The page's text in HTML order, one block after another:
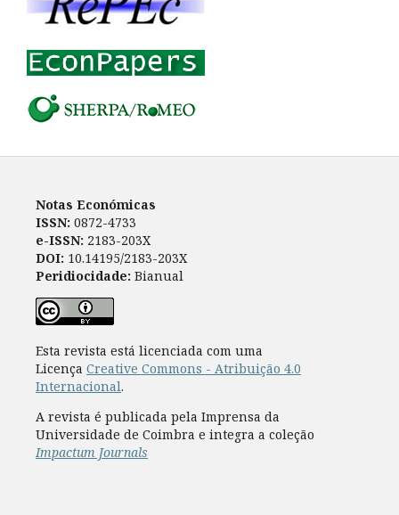
Notas Económicas
ISSN: 0872-4733
e-ISSN: 2183-203X
DOI: 10.14195/2183-203X
Peridiocidade: Bianual
Esta revista está licenciada com uma
Licença Creative Commons - Atribuição 4.0
Internacional.
A revista é publicada pela Imprensa da
Universidade de Coimbra e integra a coleção
Impactum Journals